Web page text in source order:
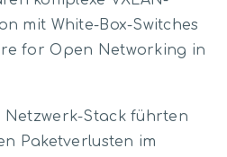
mit White-Box-Switches
for Open Networking in
Netzwerk-Stack führten
Paketverlusten im